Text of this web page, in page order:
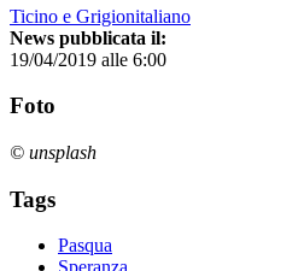
Ticino e Grigionitaliano
News pubblicata il:
19/04/2019 alle 6:00
Foto
© unsplash
Tags
Pasqua